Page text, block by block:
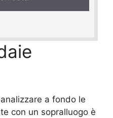
a fondo le
con un sopralluogo è